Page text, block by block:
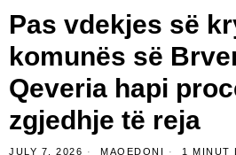
Pas vdekjes së
komunës së
Qeveria hapi
zgjedhje të reja
JULY 7, 2026 MAQEDONI 1 MINUT